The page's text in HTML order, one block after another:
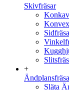
Skivfräsar
+
Släta